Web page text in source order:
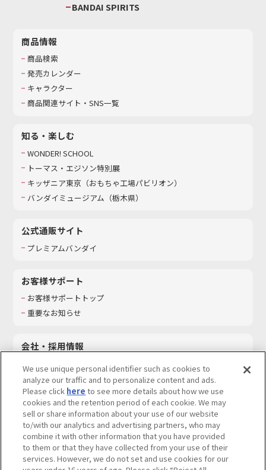
BANDAI SPIRITS
商品情報
商品検索
発売カレンダー
キャラクター
商品関連サイト・SNS一覧
知る・楽しむ
WONDER! SCHOOL
トーマス・エジソン特別展
キッザニア東京（おもちゃ工場パビリオン）​
バンダイミュージアム（栃木県）
公式通販サイト
プレミアムバンダイ
お客様サポート
お客様サポートトップ
重要なお知らせ
会社・採用情報
採用情報
サステナビリティ
お問い合わせ
ウェブサイトご利用条件 ソーシャルメディアポリシー
We use unique personal identifier such as cookies to
analyze our traffic and to personalize content and ads.
Please click here to see more details about how we use
cookies and the retention period of each cookie. We may
sell or share information about your use of our website
to/with our analytics and advertising partners, who may
combine it with other information that you have provided
to them or that they have collected from your use of their
services. However, we do not set and use cookies for our